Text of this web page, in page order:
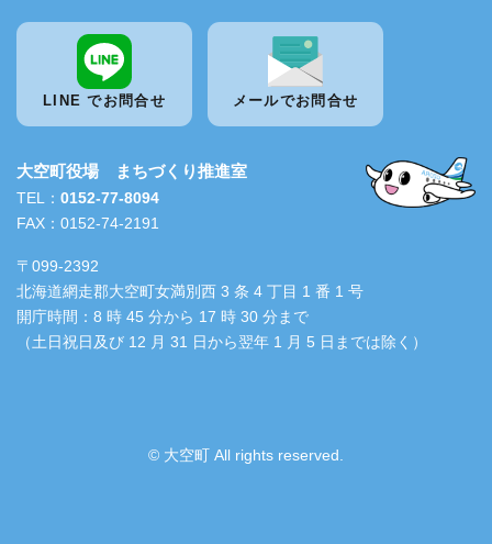
LINE でお問合せ メールでお問合せ
大空町役場 まちづくり推進室
TEL： 0152-77-8094
FAX：0152-74-2191
〒099-2392
北海道網走郡大空町女満別西 3 条 4 丁目 1 番 1 号
開庁時間：8 時 45 分から 17 時 30 分まで
（土日祝日及び 12 月 31 日から翌年 1 月 5 日までは除く）
© 大空町 All rights reserved.